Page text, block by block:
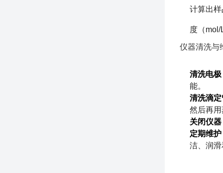
计算出
度（mol/
仪器清洗与
清洗电极
能。
清洗滴
然后再
关闭仪器
定期维护
洁、润